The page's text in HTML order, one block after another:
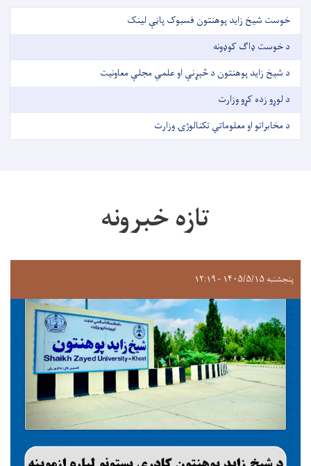
خوست شیخ زاید پوهنتون فسبوک پاڼې لینک
د خوست ډاګ کوډونه
د شیخ زاید پوهنتون د څېړنې او علمي مجلې معاونیت
د لوړو زده کړو وزارت
د مخابراتو او معلوماتي تکنالوژۍ وزارت
تازه خبرونه
پنجشنبه ۱۴۰۵/۵/۱۵ - ۱۲:۱۹